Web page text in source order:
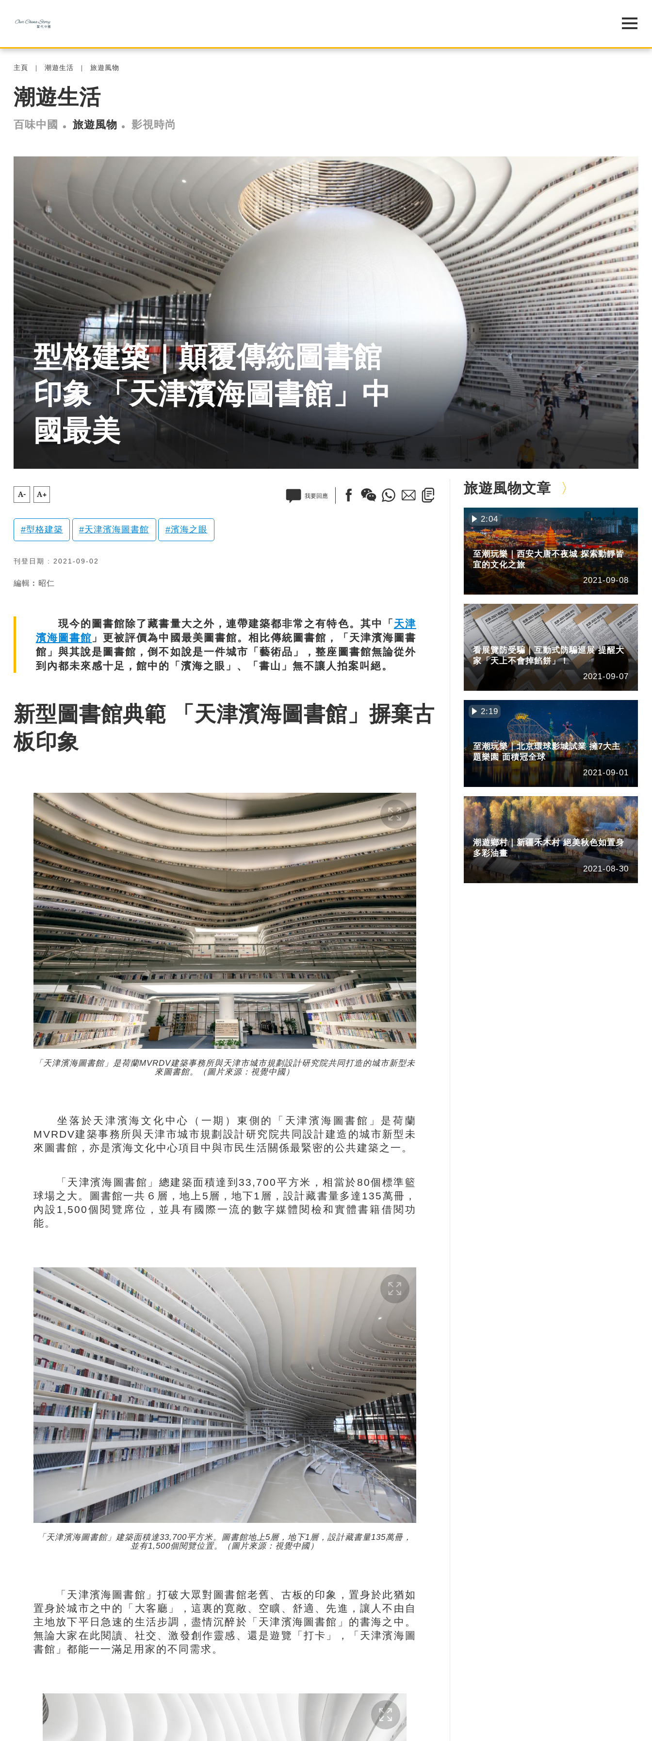
主頁 潮遊生活 旅遊風物
潮遊生活
百味中國 旅遊風物 影視時尚
型格建築｜顛覆傳統圖書館
印象 「天津濱海圖書館」中
國最美
A- A+ 我要回應
型格建築 天津濱海圖書館 濱海之眼
刊登日期 : 2021-09-02
編輯︰昭仁
現今的圖書館除了藏書量大之外，連帶建築都非常之有特色。其中「 天津
濱海圖書館 」更被評價為中國最美圖書館。相比傳統圖書館，「天津濱海圖書
館」與其說是圖書館，倒不如說是一件城市「藝術品」，整座圖書館無論從外
到內都未來感十足，館中的「濱海之眼」、「書山」無不讓人拍案叫絕。
新型圖書館典範 「天津濱海圖書館」摒棄古
板印象
「天津濱海圖書館」是荷蘭MVRDV建築事務所與天津市城市規劃設計研究院共同打造的城市新型未
來圖書館。（圖片來源：視覺中國）
坐落於天津濱海文化中心（一期）東側的「天津濱海圖書館」是荷蘭
MVRDV建築事務所與天津市城市規劃設計研究院共同設計建造的城市新型未
來圖書館，亦是濱海文化中心項目中與市民生活關係最緊密的公共建築之一。
「天津濱海圖書館」總建築面積達到33,700平方米，相當於80個標準籃
球場之大。圖書館一共６層，地上5層，地下1層，設計藏書量多達135萬冊，
內設1,500個閱覽席位，並具有國際一流的數字媒體閱檢和實體書籍借閱功
能。
「天津濱海圖書館」建築面積達33,700平方米。圖書館地上5層，地下1層，設計藏書量135萬冊，
並有1,500個閱覽位置。（圖片來源：視覺中國）
「天津濱海圖書館」打破大眾對圖書館老舊、古板的印象，置身於此猶如
置身於城市之中的「大客廳」，這裏的寛敞、空矌、舒適、先進，讓人不由自
主地放下平日急速的生活步調，盡情沉醉於「天津濱海圖書館」的書海之中。
無論大家在此閱讀、社交、激發創作靈感、還是遊覽「打卡」，「天津濱海圖
書館」都能一一滿足用家的不同需求。
旅遊風物文章
2:04
至潮玩樂｜西安大唐不夜城 探索動靜皆
宜的文化之旅
2021-09-08
看展覽防受騙｜互動式防騙巡展 提醒大
家「天上不會掉餡餅」！
2021-09-07
2:19
至潮玩樂｜北京環球影城試業 擁7大主
題樂園 面積冠全球
2021-09-01
潮遊鄉村｜新疆禾木村 絕美秋色如置身
多彩油畫
2021-08-30